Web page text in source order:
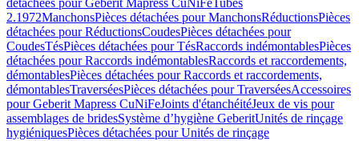
détachées pour Geberit Mapress CuNiFeTubes
2.1972ManchonsPièces détachées pour ManchonsRéductionsPièces
détachées pour RéductionsCoudesPièces détachées pour
CoudesTésPièces détachées pour TésRaccords indémontablesPièces
détachées pour Raccords indémontablesRaccords et raccordements,
démontablesPièces détachées pour Raccords et raccordements,
démontablesTraverséesPièces détachées pour TraverséesAccessoires
pour Geberit Mapress CuNiFeJoints d'étanchéitéJeux de vis pour
assemblages de bridesSystème d’hygiène GeberitUnités de rinçage
hygiéniquesPièces détachées pour Unités de rinçage